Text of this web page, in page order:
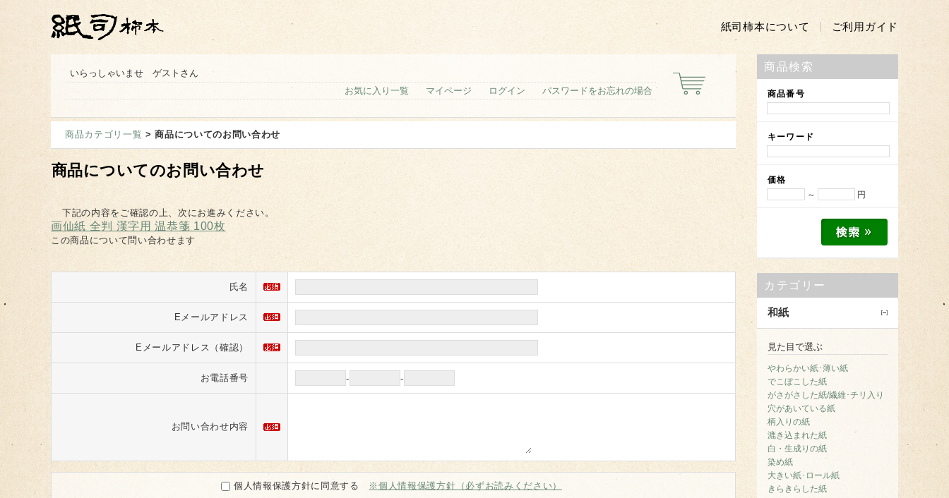
ご利用ガイド
紙司柿本について
いらっしゃいませ ゲストさん
お気に入り一覧
マイページ ログイン パスワードをお忘れの場合
商品カテゴリ一覧 > 商品についてのお問い合わせ
商品についてのお問い合わせ
下記の内容をご確認の上、次にお進みください。
画仙紙 全判 漢字用 温恭箋 100枚
この商品について問い合わせます
氏名
Eメールアドレス
Eメールアドレス（確認）
お電話番号 - -
お問い合わせ内容
個人情報保護方針に同意する ※個人情報保護方針（必ずお読みください）
商品検索
商品番号
キーワード
価格
～
円
カテゴリー
和紙
見た目で選ぶ
やわらかい紙･薄い紙
でこぼこした紙
がさがさした紙/繊維･チリ入り
穴があいている紙
柄入りの紙
漉き込まれた紙
白・生成りの紙
染め紙
大きい紙･ロール紙
きらきらした紙